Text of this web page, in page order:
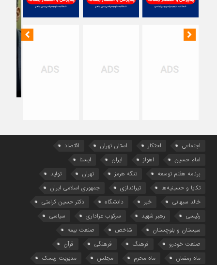
اجتماعی احتکار استان تهران
اقتصاد
امام حسین
اهواز ایران
ایسنا
برنامه هفتم توسعه
تنگه هرمز تهران
تولید
تکایا و حسینیه‌ها
تیراندازی
جمهوری اسلامی ایران
خالد سبهانی
خبر دانشگاه
دکتر حسین کرامتی
رئیسی
رهبر شهید سرکوب عزاداری
سیاسی
سیستان و بلوچستان
شاخص
صنعت بیمه
صنعت خودرو
فرهنگ فرهنگی
قرآن
ماه رمضان
ماه محرم مجلس مدیریت ریسک